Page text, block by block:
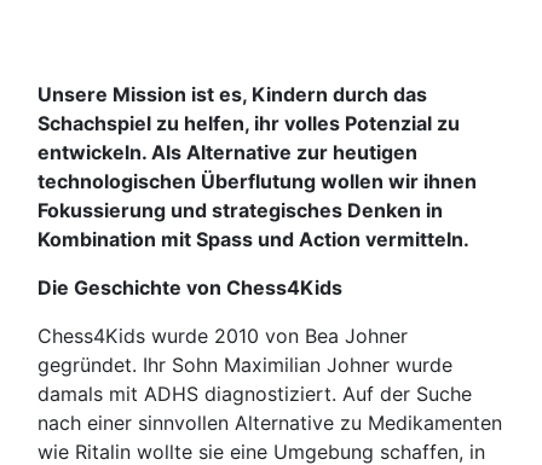
Unsere Mission ist es, Kindern durch das
Schachspiel zu helfen, ihr volles Potenzial zu
entwickeln. Als Alternative zur heutigen
technologischen Überflutung wollen wir ihnen
Fokussierung und strategisches Denken in
Kombination mit Spass und Action vermitteln.
Die Geschichte von Chess4Kids
Chess4Kids wurde 2010 von Bea Johner
gegründet. Ihr Sohn Maximilian Johner wurde
damals mit ADHS diagnostiziert. Auf der Suche
nach einer sinnvollen Alternative zu Medikamenten
wie Ritalin wollte sie eine Umgebung schaffen, in